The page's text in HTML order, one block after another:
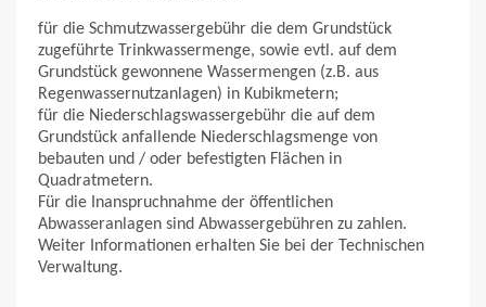
für die Schmutzwassergebühr die dem Grundstück
zugeführte Trinkwassermenge, sowie evtl. auf dem
Grundstück gewonnene Wassermengen (z.B. aus
Regenwassernutzanlagen) in Kubikmetern;
für die Niederschlagswassergebühr die auf dem
Grundstück anfallende Niederschlagsmenge von
bebauten und / oder befestigten Flächen in
Quadratmetern.
Für die Inanspruchnahme der öffentlichen
Abwasseranlagen sind Abwassergebühren zu zahlen.
Weiter Informationen erhalten Sie bei der Technischen
Verwaltung.